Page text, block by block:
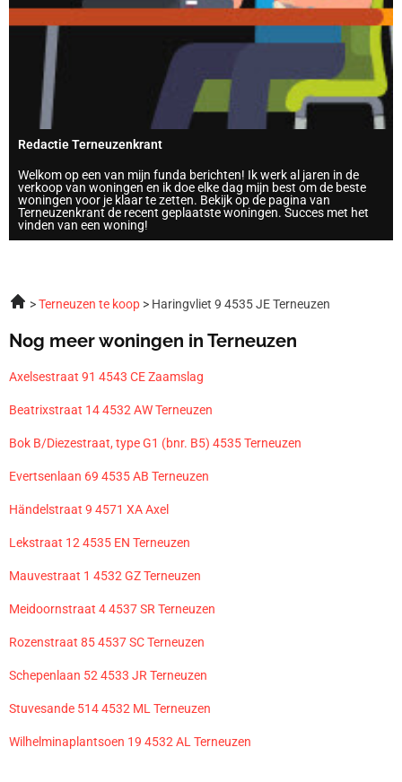
Redactie Terneuzenkrant
Welkom op een van mijn funda berichten! Ik werk al jaren in de
verkoop van woningen en ik doe elke dag mijn best om de beste
woningen voor je klaar te zetten. Bekijk op de pagina van
Terneuzenkrant de recent geplaatste woningen. Succes met het
vinden van een woning!
Terneuzen te koop Haringvliet 9 4535 JE Terneuzen
Nog meer woningen in Terneuzen
Axelsestraat 91 4543 CE Zaamslag
Beatrixstraat 14 4532 AW Terneuzen
Bok B/Diezestraat, type G1 (bnr. B5) 4535 Terneuzen
Evertsenlaan 69 4535 AB Terneuzen
Händelstraat 9 4571 XA Axel
Lekstraat 12 4535 EN Terneuzen
Mauvestraat 1 4532 GZ Terneuzen
Meidoornstraat 4 4537 SR Terneuzen
Rozenstraat 85 4537 SC Terneuzen
Schepenlaan 52 4533 JR Terneuzen
Stuvesande 514 4532 ML Terneuzen
Wilhelminaplantsoen 19 4532 AL Terneuzen